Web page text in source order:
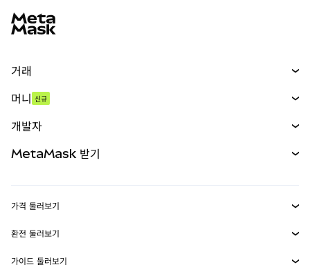
거래
무기한 선물
실물자산
머니 신규
개발자
MetaMask Connect
Snaps
MetaMask 받기
보안
가격 둘러보기
이더리움 가격
솔라나 가격
환전 둘러보기
ETH를 USD로 환전
가이드 둘러보기